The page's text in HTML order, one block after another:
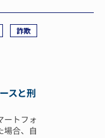
詐欺
スと刑
ートフォ
場合、自